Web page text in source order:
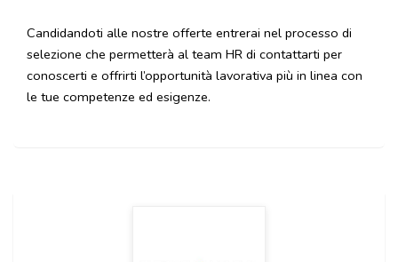
Candidandoti alle nostre offerte entrerai nel processo di
selezione che permetterà al team HR di contattarti per
conoscerti e offrirti l’opportunità lavorativa più in linea con
le tue competenze ed esigenze.